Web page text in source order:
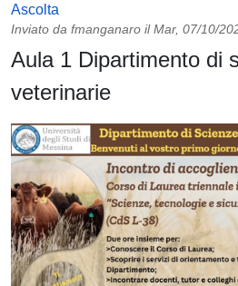
Ascolta
Inviato da fmanganaro il Mar, 07/10/
Aula 1 Dipartimento di
veterinarie
Immagine